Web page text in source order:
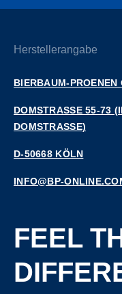
Herstellerangabe
BIERBAUM-PROENEN
DOMSTRASSE 55-73
OMSTRASSE)
D-50668 KÖLN
INFO@BP-
FEEL